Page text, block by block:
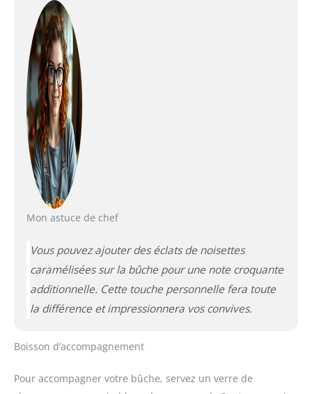
Mon astuce de chef
Vous pouvez ajouter des éclats de noisettes
caramélisées sur la bûche pour une note croquante
additionnelle. Cette touche personnelle fera toute
la différence et impressionnera vos convives.
Boisson d’accompagnement
Pour accompagner votre bûche, servez un verre de